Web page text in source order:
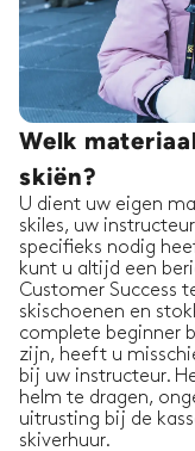
Welk
skiën?
U dient uw eigen
skiles, uw
specifieks nodig
kunt u altijd een
Customer Success
skischoenen en
complete beginner
zijn, heeft u
bij uw instructeur.
helm te dragen,
uitrusting bij de
skiverhuur.